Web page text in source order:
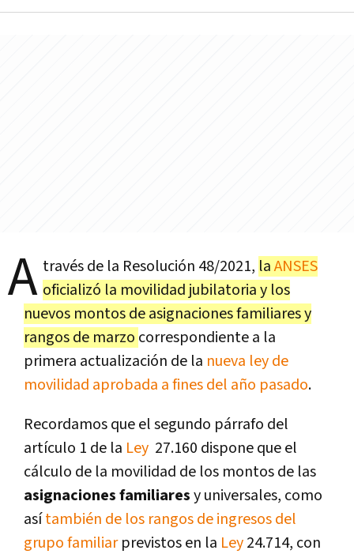
A través de la Resolución 48/2021, laANSES
oficializó la movilidad jubilatoria y los
nuevos montos de asignaciones familiares y
rangos de marzo correspondiente a la
primera actualización de la nueva ley de
movilidad aprobada a fines del año pasado.
Recordamos que el segundo párrafo del
artículo 1 de la Ley 27.160 dispone que el
cálculo de la movilidad de los montos de las
asignaciones familiaresy universales, como
asítambién de los rangos de ingresos del
grupo familiarprevistos en la Ley24.714, con